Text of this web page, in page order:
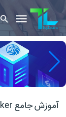
آموزش جامع Docker